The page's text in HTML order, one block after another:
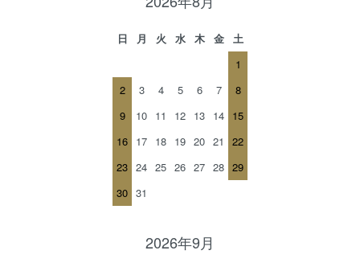
日 月 火 水 木 金
土
1
2
3 4 5 6 7
8
9
10 11 12 13 14 15
16 17 18 19 20 21
22
23 24 25 26 27 28 29
30 31
2026年9月